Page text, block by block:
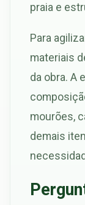
praia e
Para
materiais
da obra. A
mourões,
demais